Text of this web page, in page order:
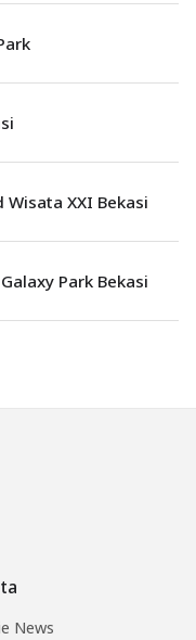
XXI Bekasi
Park Bekasi
News